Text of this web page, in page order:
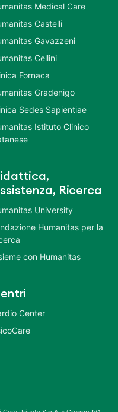
Medical Care
Castelli
Gavazzeni
Cellini
Fornaca
Gradenigo
Sedes Sapientiae
Istituto Clinico
Ricerca
University
Humanitas per la
con Humanitas
Center